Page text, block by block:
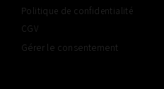
Politique de confidentialité
CGV
Gérer le consentement